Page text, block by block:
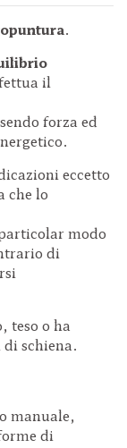
.
il
forza ed
eccetto
che lo
modo
di
teso o ha
schiena.
manuale,
di